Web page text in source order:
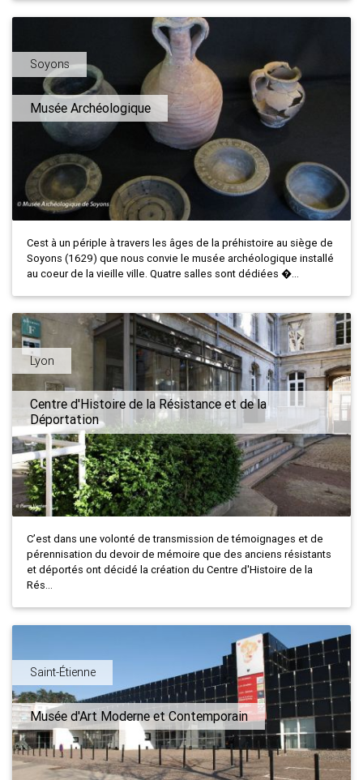
Soyons
Musée Archéologique
Cest à un périple à travers les âges de la préhistoire au siège de
Soyons (1629) que nous convie le musée archéologique installé
au coeur de la vieille ville. Quatre salles sont dédiées �...
Lyon
Centre d'Histoire de la Résistance et de la
Déportation
C’est dans une volonté de transmission de témoignages et de
pérennisation du devoir de mémoire que des anciens résistants
et déportés ont décidé la création du Centre d'Histoire de la
Rés...
Saint-Étienne
Musée d'Art Moderne et Contemporain